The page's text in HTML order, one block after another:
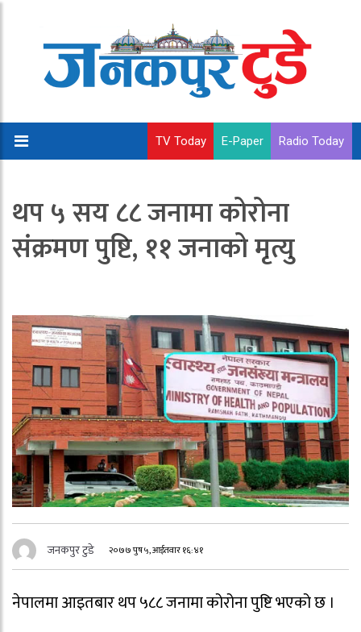
TV Today E-Paper Radio Today
थप ५ सय ८८ जनामा कोरोना
संक्रमण पुष्टि, ११ जनाको मृत्यु
जनकपुर टुडे २०७७ पुष ५, आईतवार १६:४१
नेपालमा आइतबार थप ५८८ जनामा कोरोना पुष्टि भएको छ ।